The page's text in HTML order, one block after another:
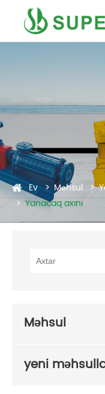
Ev Məhsul
Yanacaq axını
Məhsul
yeni